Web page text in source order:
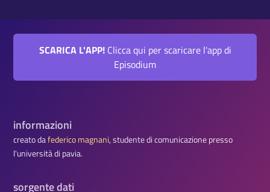
SCARICA L'APP!Clicca qui per scaricare l'app di
Episodium
informazioni
creato dafederico magnani, studente di comunicazione presso
l'università di pavia.
sorgente dati